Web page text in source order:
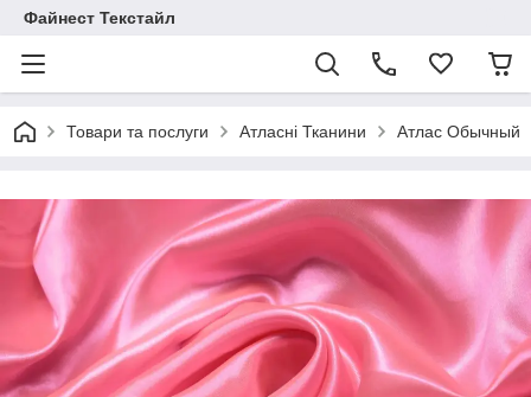
Файнест Текстайл
Товари та послуги Атласні Тканини Атлас Обычный